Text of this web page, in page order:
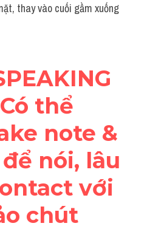
thay vào cuối gầm xuống
thể
note &
nói, lâu
với
chút